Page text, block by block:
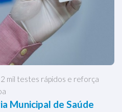
mil testes rápidos e reforça
Municipal de Saúde